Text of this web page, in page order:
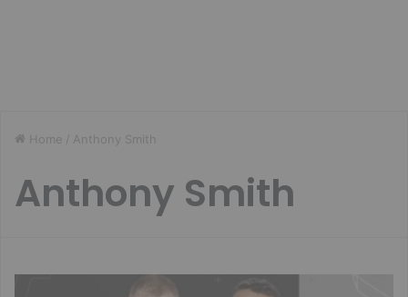
Home / Anthony Smith
Anthony Smith